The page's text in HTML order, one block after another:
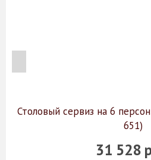
Столовый сервиз на 6
651)
31 528